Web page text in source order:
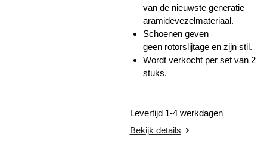
van de nieuwste generatie
aramidevezelmateriaal.
Schoenen geven
geen rotorslijtage en zijn stil.
Wordt verkocht per set van 2
stuks.
Levertijd 1-4 werkdagen
Bekijk details